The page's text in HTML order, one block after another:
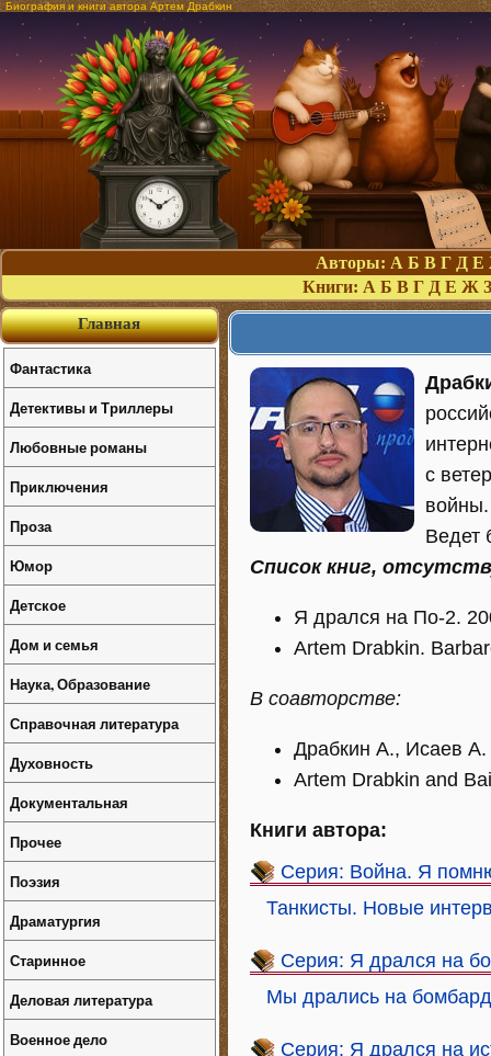
Биография и книги автора Артем Драбкин
Авторы: А Б В Г Д Е
Книги: А Б В Г Д Е Ж З
с
войны.
Ведет
Список книг,
Я дрался на По-2.
Artem Drabkin.
В соавторстве:
Драбкин А., Исаев
Artem Drabkin and
Книги автора:
Серия: Война. Я
Танкисты. Новые
Серия: Я дрался на
Мы дрались на
Серия: Я дрался на
Главная
Фантастика
Детективы и Триллеры
Любовные романы
Приключения
Проза
Юмор
Детское
Дом и семья
Наука, Образование
Справочная литература
Духовность
Документальная
Прочее
Поэзия
Драматургия
Старинное
Деловая литература
Военное дело